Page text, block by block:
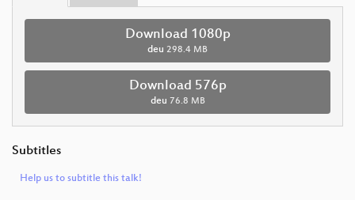
Download 1080p
deu 298.4 MB
Download 576p
deu 76.8 MB
Subtitles
Help us to subtitle this talk!